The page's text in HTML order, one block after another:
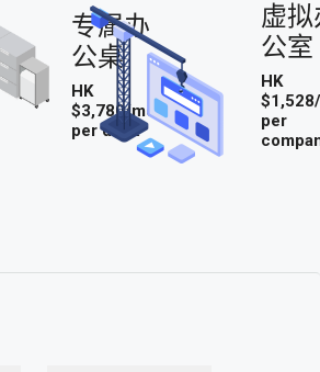
专属办
公桌
HK
$3,780/mo
per desk
虚拟
公室
HK
per